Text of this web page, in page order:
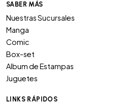
SABER MÁS
Nuestras Sucursales
Manga
Comic
Box-set
Album de Estampas
Juguetes
LINKS RÁPIDOS